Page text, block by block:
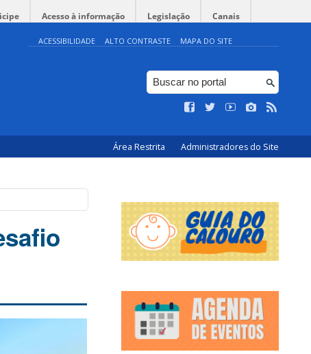
Acesso à informação Legislação Canais
ACESSIBILIDADE ALTO CONTRASTE MAPA DO SITE
Área Restrita Administradores do Site